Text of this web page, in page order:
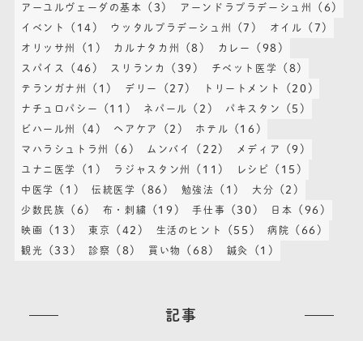
アーユルヴェーダの基本 (3) アーンドラプラデーシュ州 (6)
イベント (14) ウッタルプラデーシュ州 (7) オイル (7)
オリッサ州 (1) カルナタカ州 (8) カレー (98)
スパイス (46) スリランカ (39) チベット医学 (8)
テランガナ州 (1) デリー (27) トリートメント (20)
ナチュロパシー (11) ネパール (2) パキスタン (5)
ビハール州 (4) ヘアケア (2) ホテル (16)
マハラシュトラ州 (6) ムンバイ (22) メディア (9)
ユナニ医学 (1) ラジャスタン州 (11) レシピ (15)
中医学 (1) 伝統医学 (86) 勉強法 (1) 大分 (2)
少数民族 (6) 布・刺繍 (19) 手仕事 (30) 日本 (96)
映画 (13) 東京 (42) 生活のヒント (55) 病院 (66)
観光 (33) 診察 (8) 買い物 (68) 鍼灸 (1)
記事